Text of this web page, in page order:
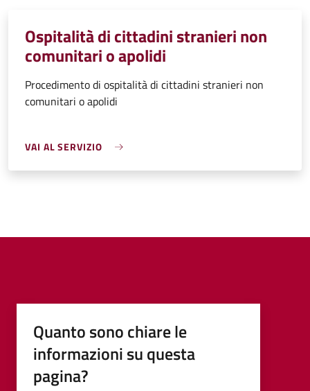
Ospitalità di cittadini stranieri non
comunitari o apolidi
Procedimento di ospitalità di cittadini stranieri non
comunitari o apolidi
VAI AL SERVIZIO
Quanto sono chiare le
informazioni su questa
pagina?